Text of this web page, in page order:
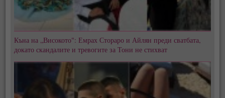
Къна на „Високото": Емрах Стораро и Айлян преди сватбата,
докато скандалите и тревогите за Тони не стихват